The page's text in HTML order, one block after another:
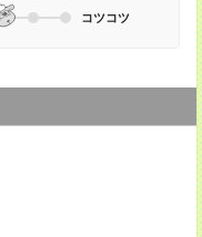
コツコツ